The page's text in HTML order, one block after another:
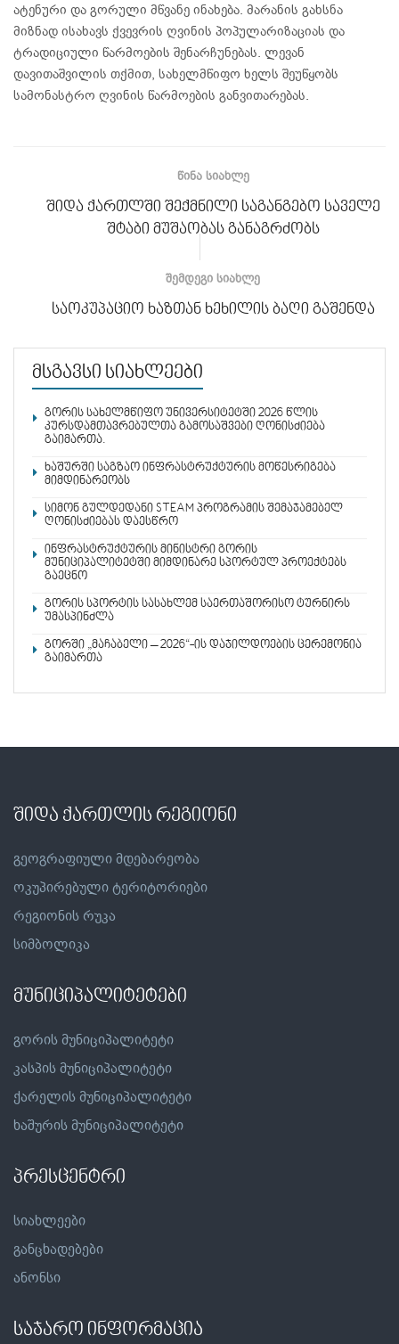
ატენური და გორული მწვანე ინახება. მარანის გახსნა
მიზნად ისახავს ქვევრის ღვინის პოპულარიზაციას და
ტრადიციული წარმოების შენარჩუნებას. ლევან
დავითაშვილის თქმით, სახელმწიფო ხელს შეუწყობს
სამონასტრო ღვინის წარმოების განვითარებას.
ᲬᲘᲜᲐ ᲡᲘᲐᲮᲚᲔ
შიდა ქართლში შექმნილი საგანგებო საველე
შტაბი მუშაობას განაგრძობს
ᲨᲔᲛᲓᲔᲒᲘ ᲡᲘᲐᲮᲚᲔ
საოკუპაციო ხაზთან ხეხილის ბაღი გაშენდა
მსგავსი სიახლეები
გორის სახელმწიფო უნივერსიტეტში 2026 წლის
კურსდამთავრებულთა გამოსაშვები ღონისძიება
გაიმართა.
ხაშურში საგზაო ინფრასტრუქტურის მოწესრიგება
მიმდინარეობს
სიმონ გულდედანი STEAM პროგრამის შემაჯამებელ
ღონისძიებას დაესწრო
ინფრასტრუქტურის მინისტრი გორის
მუნიციპალიტეტში მიმდინარე სპორტულ პროექტებს
გაეცნო
გორის სპორტის სასახლემ საერთაშორისო ტურნირს
უმასპინძლა
გორში „მაჩაბელი – 2026“-ის დაჯილდოების ცერემონია
გაიმართა
შიდა ქართლის რეგიონი
გეოგრაფიული მდებარეობა
ოკუპირებული ტერიტორიები
რეგიონის რუკა
სიმბოლიკა
მუნიციპალიტეტები
გორის მუნიციპალიტეტი
კასპის მუნიციპალიტეტი
ქარელის მუნიციპალიტეტი
ხაშურის მუნიციპალიტეტი
პრესცენტრი
სიახლეები
განცხადებები
ანონსი
საჯარო ინფორმაცია